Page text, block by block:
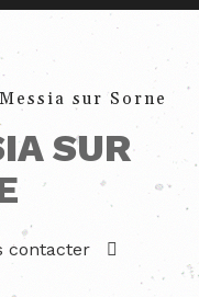
sur Sorne
SUR
contacter